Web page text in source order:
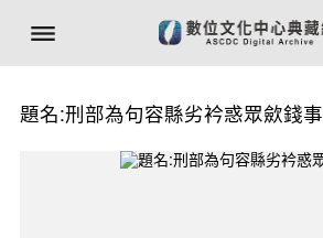
題名:刑部為句容縣劣衿惑眾歛錢事